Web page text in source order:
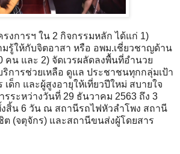
งการฯ ใน 2 กิจกรรมหลัก ได้แก่ 1)
รู้ให้กับจิตอาสา หรือ อพม.เชี่ยวชาญด้าน
คน และ 2) จัดเวรผลัดลงพื้นที่อำนวย
การช่วยเหลือ ดูแล ประชาชนทุกกลุ่มเป้า
ด็ก และผู้สูงอายุให้เที่ยวปีใหม่ สบายใจ
ระหว่างวันที่ 29 ธันวาคม 2563 ถึง 3
สิ้น 6 วัน ณ สถานีรถไฟหัวลำโพง สถานี
(จตุจักร) และสถานีขนส่งผู้โดยสาร